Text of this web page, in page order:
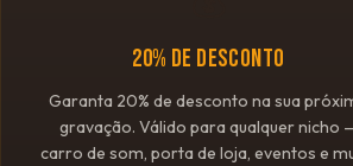
20% DE DESCONTO
Garanta 20% de desconto na sua
gravação. Válido para qualquer nicho
carro de som, porta de loja, eventos e